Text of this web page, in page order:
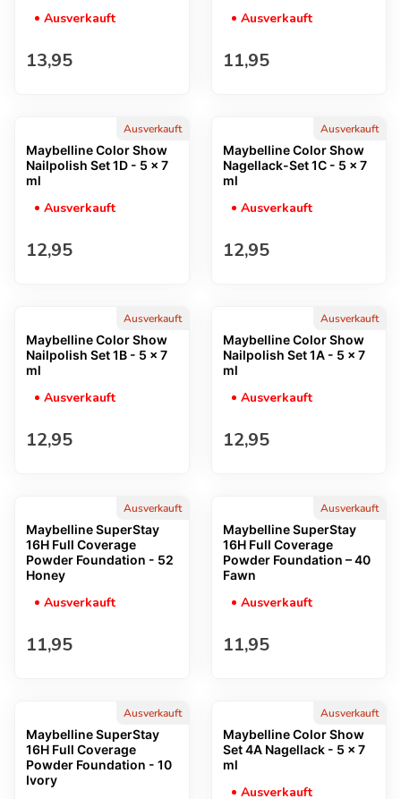
Ausverkauft
Regulärer Preis
13,95
Ausverkauft
Regulärer Preis
11,95
Ausverkauft
Maybelline Color Show
Nailpolish Set 1D - 5 x 7
ml
Ausverkauft
Regulärer Preis
12,95
Ausverkauft
Maybelline Color Show
Nagellack-Set 1C - 5 x 7
ml
Ausverkauft
Regulärer Preis
12,95
Ausverkauft
Maybelline Color Show
Nailpolish Set 1B - 5 x 7
ml
Ausverkauft
Regulärer Preis
12,95
Ausverkauft
Maybelline Color Show
Nailpolish Set 1A - 5 x 7
ml
Ausverkauft
Regulärer Preis
12,95
Ausverkauft
Maybelline SuperStay
16H Full Coverage
Powder Foundation - 52
Honey
Ausverkauft
Regulärer Preis
11,95
Ausverkauft
Maybelline SuperStay
16H Full Coverage
Powder Foundation – 40
Fawn
Ausverkauft
Regulärer Preis
11,95
Ausverkauft
Maybelline SuperStay
16H Full Coverage
Powder Foundation - 10
Ivory
Ausverkauft
Maybelline Color Show
Set 4A Nagellack - 5 x 7
ml
Ausverkauft